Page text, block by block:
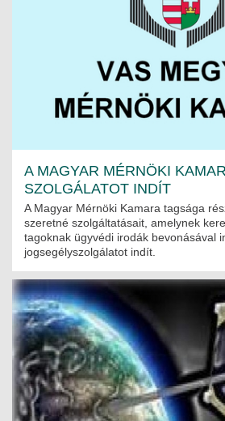
A MAGYAR MÉRNÖKI
SZOLGÁLATOT INDÍT
A Magyar Mérnöki Kamara tagsága
szeretné szolgáltatásait, amelynek
tagoknak ügyvédi irodák bevonásával
jogsegélyszolgálatot indít.